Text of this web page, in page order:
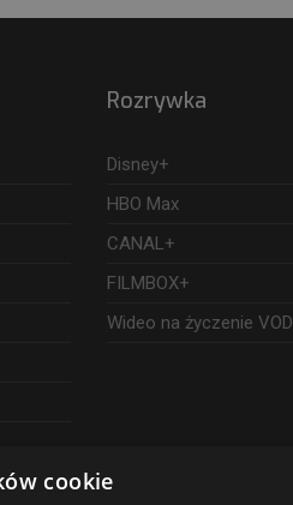
Rozrywka
Disney+
HBO Max
CANAL+
FILMBOX+
Wideo na życzenie VOD
cookie